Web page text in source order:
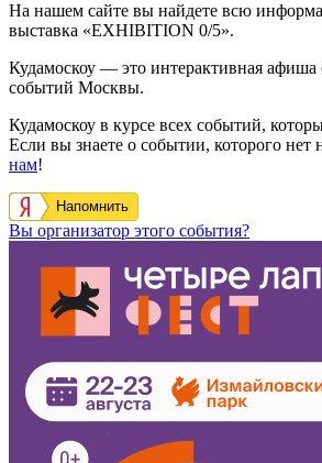
На нашем сайте вы найдете всю
выставка «EXHIBITION 0/5».
Кудамоскоу — это интерактивная
событий Москвы.
Кудамоскоу в курсе всех событий,
Если вы знаете о событии, которого нет
нам!
Напомнить
Вы организатор этого события?